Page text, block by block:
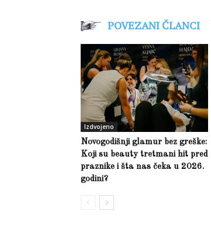
POVEZANI ČLANCI
Izdvojeno
Novogodišnji glamur bez greške:
Koji su beauty tretmani hit pred
praznike i šta nas čeka u 2026.
godini?